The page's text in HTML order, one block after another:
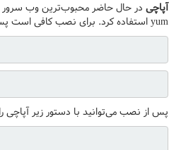
آپاچی
yum استفاده کرد. برای نصب کافی است پس از اتصال SSH به سرور سنت او اس دستورهای زیر را به ترتیب در ترمینال وارد کنید
پس از نصب می‌توانید با دستور زیر آپاچی